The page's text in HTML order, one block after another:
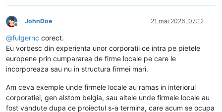
Deconectat
JohnDoe 21 mai 2026, 07:12
@fulgernc corect.
Eu vorbesc din experienta unor corporatii ce intra pe pietele
europene prin cumpararea de firme locale pe care le
incorporeaza sau nu in structura firmei mari.
Am ceva exemple unde firmele locale au ramas in interiorul
corporatiei, gen alstom belgia, sau altele unde firmele locale au
fost vandute dupa ce proiectul s-a termina, care acum se ocupa